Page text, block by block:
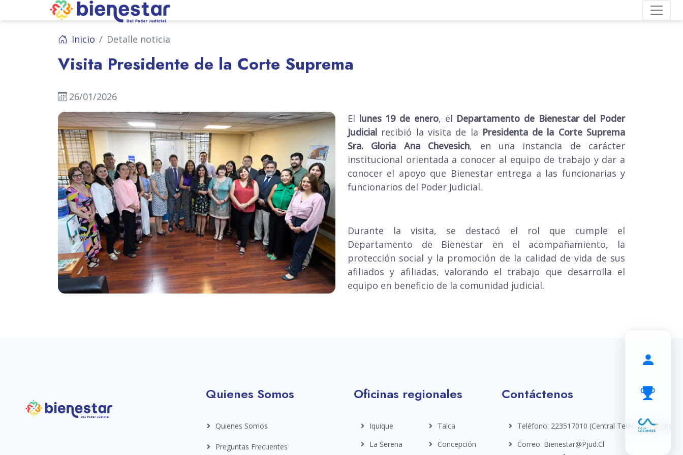
Inicio Detalle noticia
Visita Presidente de la Corte Suprema
26/01/2026
El lunes 19 de enero, el Departamento de Bienestar del Poder
Judicial recibió la visita de la Presidenta de la Corte Suprema
Sra. Gloria Ana Chevesich, en una instancia de carácter
institucional orientada a conocer al equipo de trabajo y dar a
conocer el apoyo que Bienestar entrega a las funcionarias y
funcionarios del Poder Judicial.
Durante la visita, se destacó el rol que cumple el
Departamento de Bienestar en el acompañamiento, la
protección social y la promoción de la calidad de vida de sus
afiliados y afiliadas, valorando el trabajo que desarrolla el
equipo en beneficio de la comunidad judicial.
Quienes Somos
Quienes Somos
Preguntas Frecuentes
Oficinas regionales
Iquique
La Serena
Talca
Concepción
Contáctenos
Teléfono: 223517010 (central Telefónica Stgo)
Correo: Bienestar@pjud.cl